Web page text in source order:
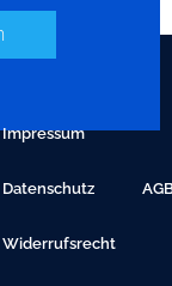
Impressum
Datenschutz
Widerrufsrecht